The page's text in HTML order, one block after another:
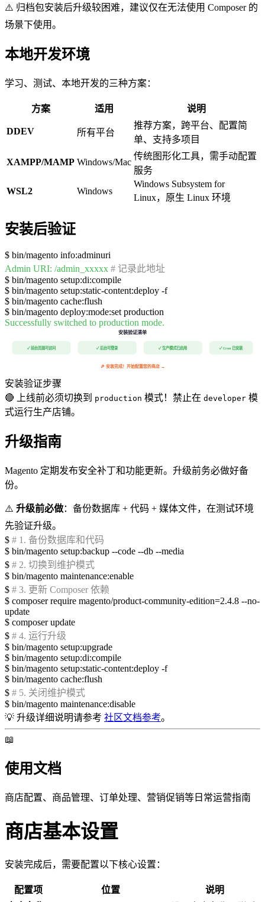
⚠️ 归档包安装后升级较困难，建议仅在无法使用 Composer 的
场景下使用。
本地开发环境
学习、测试、本地开发的三种方案：
方案 适用 说明
DDEV 所有平台
推荐方案，跨平台、配置简
单、支持多项目
XAMPP/MAMP Windows/Mac
传统图形化工具，需手动配置
服务
WSL2 Windows
Windows Subsystem for
Linux，原生 Linux 环境
安装后验证
$ bin/magento info:adminuri
Admin URI: /admin_xxxxx # 记录此地址
$ bin/magento setup:di:compile
$ bin/magento setup:static-content:deploy -f
$ bin/magento cache:flush
$ bin/magento deploy:mode:set production
Successfully switched to production mode.
安装验证清单
✓ 前台页面可访问 ✓ 后台可登录 ✓ 生产模式已启用 ✓ Cron 已安装
🎉 安装完成！开始配置您的商店 →
安装验证步骤
🔴 上线前必须切换到 production 模式！禁止在 developer 模
式运行生产店铺。
升级指南
Magento 定期发布安全补丁和功能更新。升级前务必做好备
份。
⚠️ 升级前必做：备份数据库 + 代码 + 媒体文件，在测试环境
先验证升级。
$ # 1. 备份数据库和代码
$ bin/magento setup:backup --code --db --media
$ # 2. 切换到维护模式
$ bin/magento maintenance:enable
$ # 3. 更新 Composer 依赖
$ composer require magento/product-community-edition=2.4.8 --no-
update
$ composer update
$ # 4. 运行升级
$ bin/magento setup:upgrade
$ bin/magento setup:di:compile
$ bin/magento setup:static-content:deploy -f
$ bin/magento cache:flush
$ # 5. 关闭维护模式
$ bin/magento maintenance:disable
💡 升级详细说明请参考 社区文档参考。
📖
使用文档
商店配置、商品管理、订单处理、营销促销等日常运营指南
商店基本设置
安装完成后，需要配置以下核心设置：
配置项 位置
说明